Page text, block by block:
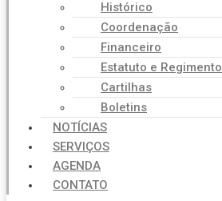
Histórico
Coordenação
Financeiro
Estatuto e Regimento
Cartilhas
Boletins
NOTÍCIAS
SERVIÇOS
AGENDA
CONTATO